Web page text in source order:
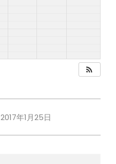
2017年1月25日